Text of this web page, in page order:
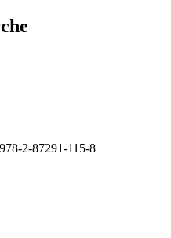
2-87291-115-8